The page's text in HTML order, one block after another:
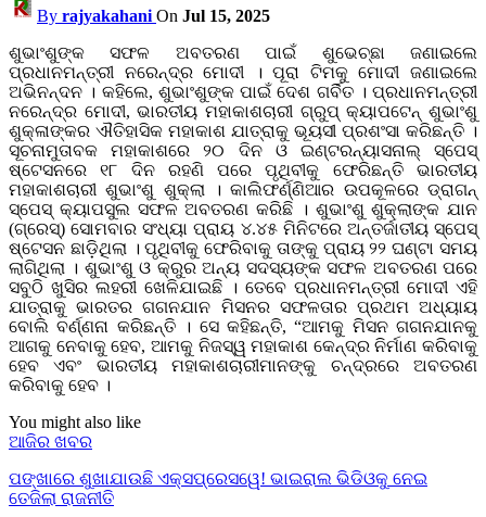
By rajyakahani On Jul 15, 2025
ଶୁଭାଂଶୁଙ୍କ ସଫଳ ଅବତରଣ ପାଇଁ ଶୁଭେଚ୍ଛା ଜଣାଇଲେ
ପ୍ରଧାନମନ୍ତ୍ରୀ ନରେନ୍ଦ୍ର ମୋଦୀ । ପୂରା ଟିମକୁ ମୋଦୀ ଜଣାଇଲେ
ଅଭିନନ୍ଦନ । କହିଲେ, ଶୁଭାଂଶୁଙ୍କ ପାଇଁ ଦେଶ ଗର୍ବିତ । ପ୍ରଧାନମନ୍ତ୍ରୀ
ନରେନ୍ଦ୍ର ମୋଦୀ, ଭାରତୀୟ ମହାକାଶଚାରୀ ଗ୍ରୁପ୍ କ୍ୟାପଟେନ୍ ଶୁଭାଂଶୁ
ଶୁକ୍ଳାଙ୍କର ଐତିହାସିକ ମହାକାଶ ଯାତ୍ରାକୁ ଭୂୟସୀ ପ୍ରଶଂସା କରିଛନ୍ତି ।
ସୂଚନାମୁତାବକ ମହାକାଶରେ ୨୦ ଦିନ ଓ ଇଣ୍ଟରନ୍ୟାସନାଲ୍ ସ୍ପେସ୍
ଷ୍ଟେସନରେ ୧୮ ଦିନ ରହଣି ପରେ ପୃଥିବୀକୁ ଫେରିଛନ୍ତି ଭାରତୀୟ
ମହାକାଶଚାରୀ ଶୁଭାଂଶୁ ଶୁକ୍ଲା । କାଲିଫର୍ଣ୍ଣିଆର ଉପକୂଳରେ ଡ୍ରାଗନ୍
ସ୍ପେସ୍ କ୍ୟାପସୁଲ ସଫଳ ଅବତରଣ କରିଛି । ଶୁଭାଂଶୁ ଶୁକ୍ଲାଙ୍କ ଯାନ
(ଗ୍ରେସ୍) ସୋମବାର ସଂଧ୍ୟା ପ୍ରାୟ ୪.୪୫ ମିନିଟରେ ଅନ୍ତର୍ଜାତୀୟ ସ୍ପେସ୍
ଷ୍ଟେସନ ଛାଡ଼ିଥିଲା । ପୃଥିବୀକୁ ଫେରିବାକୁ ତାଙ୍କୁ ପ୍ରାୟ ୨୨ ଘଣ୍ଟା ସମୟ
ଲାଗିଥିଲା । ଶୁଭାଂଶୁ ଓ କ୍ରୁର ଅନ୍ୟ ସଦସ୍ୟଙ୍କ ସଫଳ ଅବତରଣ ପରେ
ସବୁଠି ଖୁସିର ଲହରୀ ଖେଳିଯାଇଛି । ତେବେ ପ୍ରଧାନମନ୍ତ୍ରୀ ମୋଦୀ ଏହି
ଯାତ୍ରାକୁ ଭାରତର ଗଗନଯାନ ମିସନର ସଫଳତାର ପ୍ରଥମ ଅଧ୍ୟାୟ
ବୋଲି ବର୍ଣ୍ଣନା କରିଛନ୍ତି । ସେ କହିଛନ୍ତି, “ଆମକୁ ମିସନ ଗଗନଯାନକୁ
ଆଗକୁ ନେବାକୁ ହେବ, ଆମକୁ ନିଜସ୍ୱ ମହାକାଶ କେନ୍ଦ୍ର ନିର୍ମାଣ କରିବାକୁ
ହେବ ଏବଂ ଭାରତୀୟ ମହାକାଶଚାରୀମାନଙ୍କୁ ଚନ୍ଦ୍ରରେ ଅବତରଣ
କରିବାକୁ ହେବ ।
You might also like
ଆଜିର ଖବର
ପଙ୍ଖାରେ ଶୁଖାଯାଉଛି ଏକ୍ସପ୍ରେସୱେ! ଭାଇରାଲ ଭିଡିଓକୁ ନେଇ
ତେଜିଲା ରାଜନୀତି